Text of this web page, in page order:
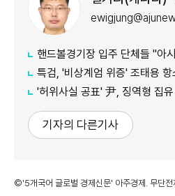
핸드볼경기장 입주 단체들 "아시안게임 준
특검, '비상계엄 위증' 조태용 항소심도
'허위사실 공표' 尹, 징역형 집유
기자의 다른기사
©'5개국어 글로벌 경제신문' 아주경제. 무단전